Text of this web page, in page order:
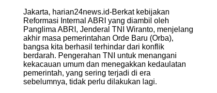
Jakarta, harian24news.id-Berkat kebijakan
Reformasi Internal ABRI yang diambil oleh
Panglima ABRI, Jenderal TNI Wiranto, menjelang
akhir masa pemerintahan Orde Baru (Orba),
bangsa kita berhasil terhindar dari konflik
berdarah. Pengerahan TNI untuk menangani
kekacauan umum dan menegakkan kedaulatan
pemerintah, yang sering terjadi di era
sebelumnya, tidak perlu dilakukan lagi.